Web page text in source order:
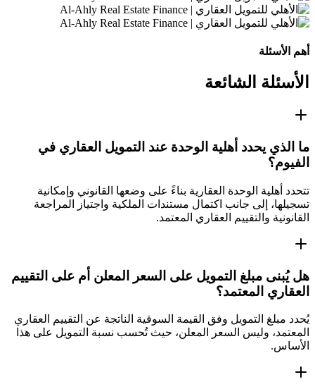
أهم الأسئلة
الأسئلة الشائعة
ما الذي يحدد أهلية الوحدة عند التمويل العقاري في
الفيوم؟
تتحدد أهلية الوحدة العقارية بناءً على وضعها القانوني وإمكانية
تسجيلها، إلى جانب اكتمال مستندات الملكية واجتياز المراجعة
القانونية والتقييم العقاري المعتمد.
هل يُبنى مبلغ التمويل على السعر المعلن أم على التقييم
العقاري المعتمد؟
يُحدد مبلغ التمويل وفق القيمة السوقية الناتجة عن التقييم العقاري
المعتمد، وليس السعر المعلن، حيث تُحسب نسبة التمويل على هذا
الأساس.